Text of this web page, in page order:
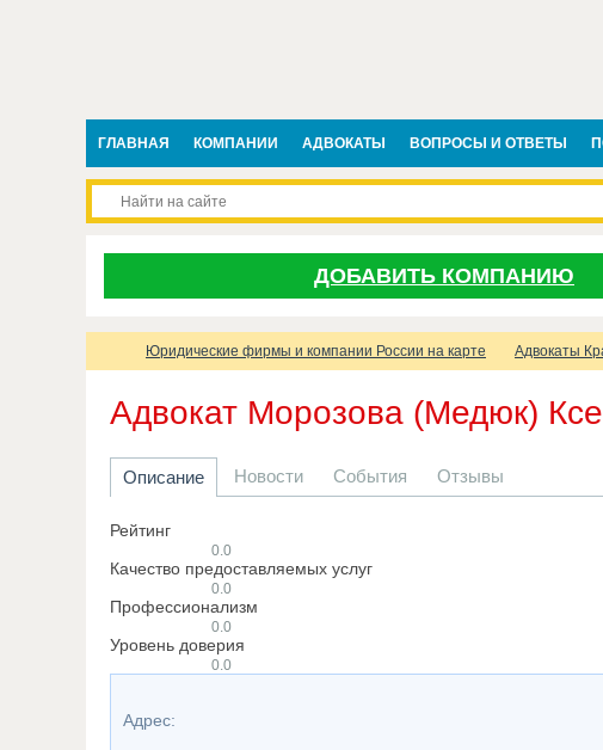
ГЛАВНАЯ КОМПАНИИ АДВОКАТЫ ВОПРОСЫ И ОТВЕТЫ
ДОБАВИТЬ КОМПАНИЮ
Юридические фирмы и компании России на карте Адвокаты
Адвокат Морозова (Медюк)
Описание Новости События Отзывы
Рейтинг
0.0
Качество предоставляемых услуг
0.0
Профессионализм
0.0
Уровень доверия
0.0
Адрес: